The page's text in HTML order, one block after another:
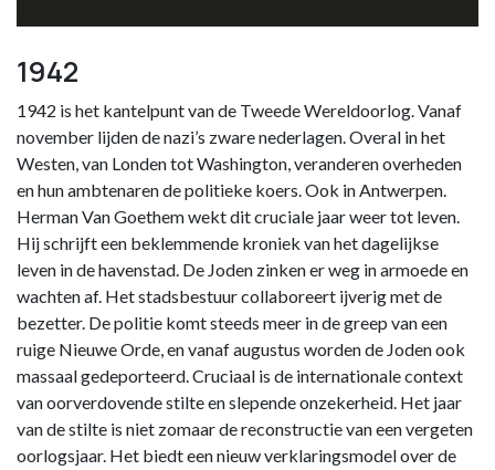
1942
1942 is het kantelpunt van de Tweede Wereldoorlog. Vanaf
november lijden de nazi’s zware nederlagen. Overal in het
Westen, van Londen tot Washington, veranderen overheden
en hun ambtenaren de politieke koers. Ook in Antwerpen.
Herman Van Goethem wekt dit cruciale jaar weer tot leven.
Hij schrijft een beklemmende kroniek van het dagelijkse
leven in de havenstad. De Joden zinken er weg in armoede en
wachten af. Het stadsbestuur collaboreert ijverig met de
bezetter. De politie komt steeds meer in de greep van een
ruige Nieuwe Orde, en vanaf augustus worden de Joden ook
massaal gedeporteerd. Cruciaal is de internationale context
van oorverdovende stilte en slepende onzekerheid. Het jaar
van de stilte is niet zomaar de reconstructie van een vergeten
oorlogsjaar. Het biedt een nieuw verklaringsmodel over de